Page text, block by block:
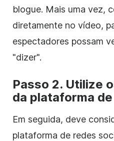
blogue. Mais uma vez,
diretamente no vídeo,
espectadores possam
"dizer".
Passo 2. Utilize
da plataforma
Em seguida, deve
plataforma de redes